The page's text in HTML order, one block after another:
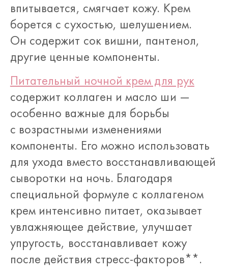
впитывается, смягчает кожу. Крем
борется с сухостью, шелушением.
Он содержит сок вишни, пантенол,
другие ценные компоненты.
Питательный ночной крем для рук
содержит коллаген и масло ши —
особенно важные для борьбы
с возрастными изменениями
компоненты. Его можно использовать
для ухода вместо восстанавливающей
сыворотки на ночь. Благодаря
специальной формуле с коллагеном
крем интенсивно питает, оказывает
увлажняющее действие, улучшает
упругость, восстанавливает кожу
после действия стресс-факторов**.